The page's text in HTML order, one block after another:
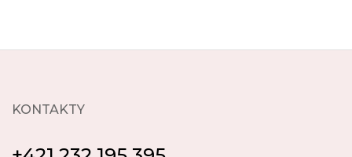
KONTAKTY